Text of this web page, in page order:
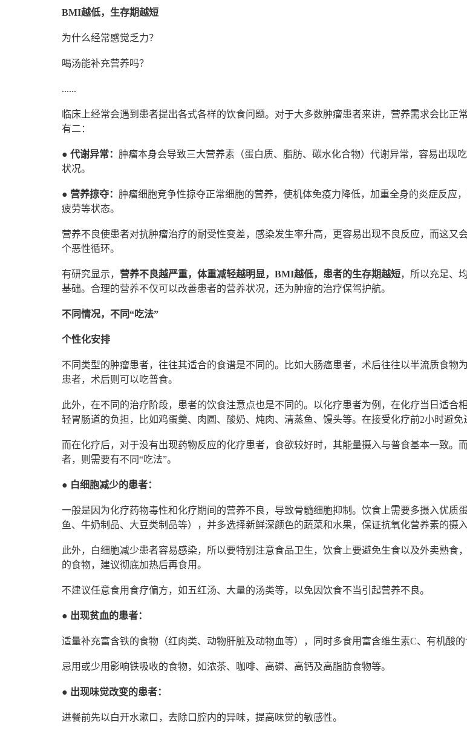
BMI越低，生存期越短
为什么经常感觉乏力？
喝汤能补充营养吗？
......
临床上经常会遇到患者提出各式各样的饮食问题。对于大多数肿瘤患者来讲，营养需求会比正
有二：
● 代谢异常： 肿瘤本身会导致三大营养素（蛋白质、脂肪、碳水化合物）代谢异常，容易出现
状况。
● 营养掠夺： 肿瘤细胞竞争性掠夺正常细胞的营养，使机体免疫力降低，加重全身的炎症反应
疲劳等状态。
营养不良使患者对抗肿瘤治疗的耐受性变差，感染发生率升高，更容易出现不良反应，而这又
个恶性循环。
有研究显示， 营养不良越严重，体重减轻越明显，BMI越低，患者的生存期越短，所以充足、
基础。合理的营养不仅可以改善患者的营养状况，还为肿瘤的治疗保驾护航。
不同情况，不同“吃法”
个性化安排
不同类型的肿瘤患者，往往其适合的食谱是不同的。比如大肠癌患者，术后往往以半流质食物
患者，术后则可以吃普食。
此外，在不同的治疗阶段，患者的饮食注意点也是不同的。以化疗患者为例，在化疗当日适合
轻胃肠道的负担，比如鸡蛋羹、肉圆、酸奶、炖肉、清蒸鱼、馒头等。在接受化疗前2小时避免
而在化疗后，对于没有出现药物反应的化疗患者，食欲较好时，其能量摄入与普食基本一致。
者，则需要有不同“吃法”。
● 白细胞减少的患者：
一般是因为化疗药物毒性和化疗期间的营养不良，导致骨髓细胞抑制。饮食上需要多摄入优质
鱼、牛奶制品、大豆类制品等），并多选择新鲜深颜色的蔬菜和水果，保证抗氧化营养素的摄入
此外，白细胞减少患者容易感染，所以要特别注意食品卫生，饮食上要避免生食以及外卖熟食
的食物，建议彻底加热后再食用。
不建议任意食用食疗偏方，如五红汤、大量的汤类等，以免因饮食不当引起营养不良。
● 出现贫血的患者：
适量补充富含铁的食物（红肉类、动物肝脏及动物血等），同时多食用富含维生素C、有机酸的
忌用或少用影响铁吸收的食物，如浓茶、咖啡、高磷、高钙及高脂肪食物等。
● 出现味觉改变的患者：
进餐前先以白开水漱口，去除口腔内的异味，提高味觉的敏感性。